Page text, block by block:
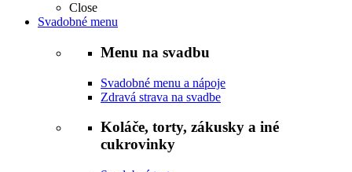
Close
Svadobné menu
Menu na svadbu
Svadobné menu a nápoje
Zdravá strava na svadbe
Koláče, torty, zákusky a iné
cukrovinky